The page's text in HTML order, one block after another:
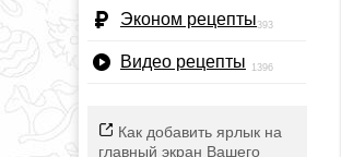
Эконом рецепты393
Видео рецепты 1396
Как добавить ярлык на
главный экран Вашего